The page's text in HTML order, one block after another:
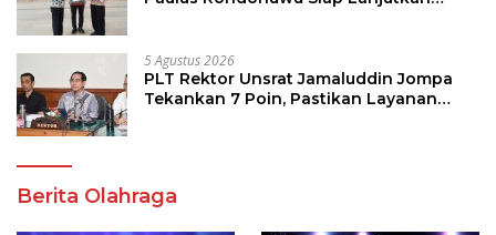
5 Agustus 2026
PLT Rektor Unsrat Jamaluddin Jompa
Tekankan 7 Poin, Pastikan Layanan
Berita Olahraga